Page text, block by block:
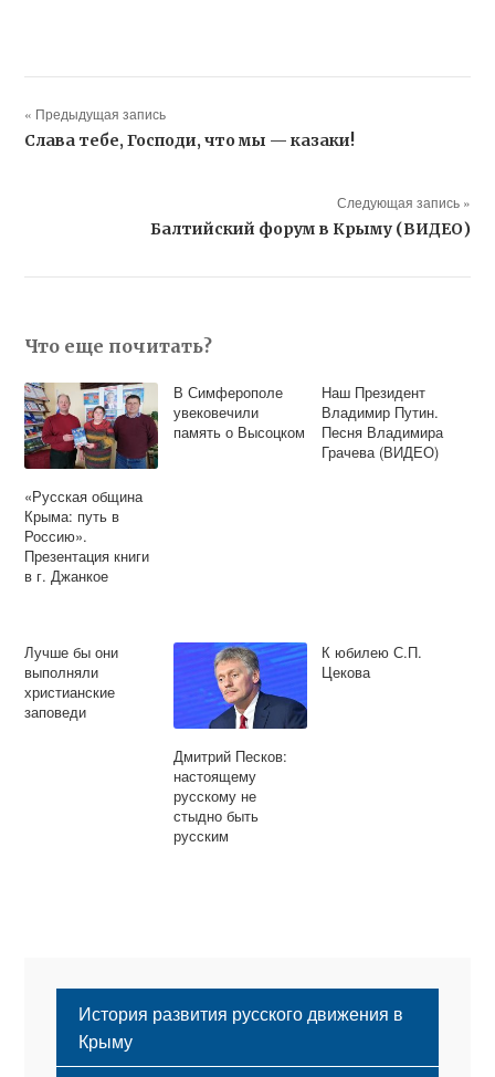
« Предыдущая запись
Слава тебе, Господи, что мы — казаки!
Следующая запись »
Балтийский форум в Крыму (ВИДЕО)
Что еще почитать?
«Русская община
Крыма: путь в
Россию».
Презентация книги
в г. Джанкое
В Симферополе
увековечили
память о Высоцком
Наш Президент
Владимир Путин.
Песня Владимира
Грачева (ВИДЕО)
Лучше бы они
выполняли
христианские
заповеди
Дмитрий Песков:
настоящему
русскому не
стыдно быть
русским
К юбилею С.П.
Цекова
История развития русского движения в
Крыму